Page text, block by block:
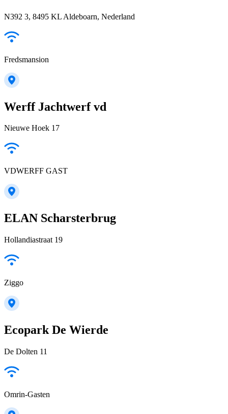
N392 3, 8495 KL Aldeboarn, Nederland
Fredsmansion
Werff Jachtwerf vd
Nieuwe Hoek 17
VDWERFF GAST
ELAN Scharsterbrug
Hollandiastraat 19
Ziggo
Ecopark De Wierde
De Dolten 11
Omrin-Gasten